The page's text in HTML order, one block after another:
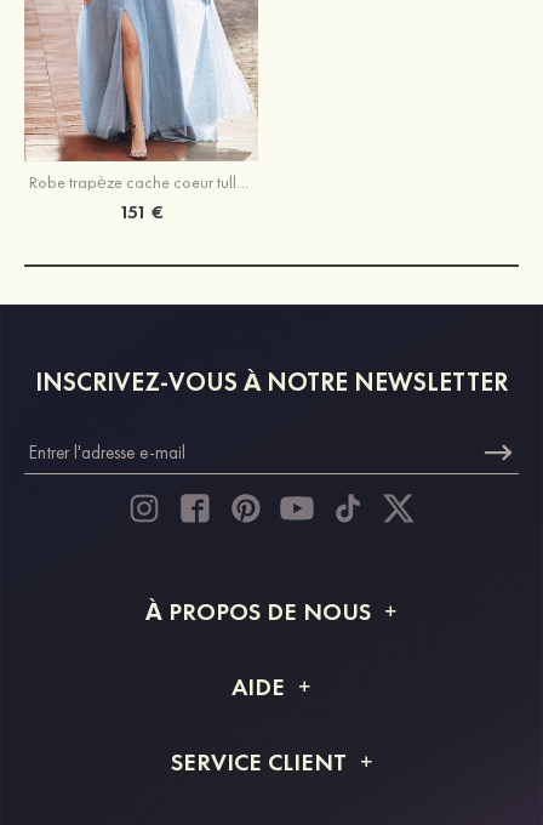
Robe trapèze cache coeur tulle traîne balayage robe de bal
151 €
INSCRIVEZ-VOUS À NOTRE NEWSLETTER
À PROPOS DE NOUS
Livraison
AIDE
Retour et remboursement
SERVICE CLIENT